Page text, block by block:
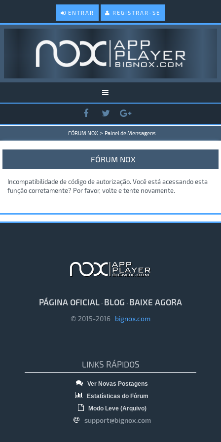
ENTRAR REGISTRAR-SE
FÓRUM NOX > Painel de Mensagens
FÓRUM NOX
Incompatibilidade de código de autorização. Você está acessando esta
função corretamente? Por favor, volte e tente novamente.
PÁGINA OFICIAL · BLOG · BAIXE AGORA
© 2015-2016 bignox.com
LINKS RÁPIDOS
Ver Novas Postagens
Estatísticas do Fórum
Modo Leve (Arquivo)
support@bignox.com